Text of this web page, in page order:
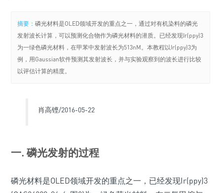
摘要：磷光材料是OLED领域开发的重点之一，通过对有机染料的磷光
发射波长计算，可以预测化合物作为磷光材料的潜质。已经发现Ir(ppy)3
为一绿色磷光材料，在甲苯中发射波长为513nM。本教程以Ir(ppy)3为
例，用Gaussian软件预测其发射波长，并与实验观察到的波长进行比较
以评估计算的精度。
肖高铿/2016-05-22
一. 磷光发射的过程
磷光材料是OLED领域开发的重点之一，已经发现Ir(ppy)3